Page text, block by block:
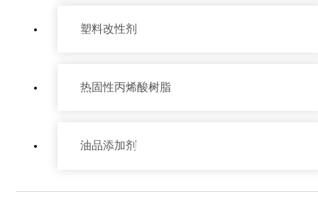
产品中心
塑料改性剂
热固性丙烯酸树脂
油品添加剂